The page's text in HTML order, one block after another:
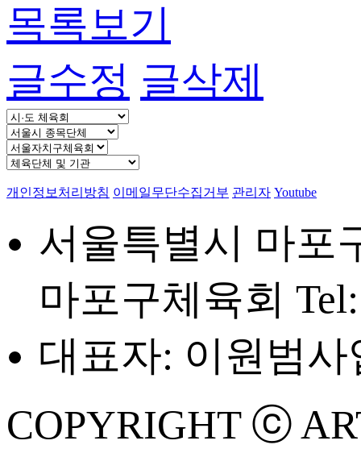
목록보기
글수정 글삭제
개인정보처리방침 이메일무단수집거부 관리자 Youtube
서울특별시 마포
마포구체육회
대표자: 이원범사
COPYRIGHT ⓒ